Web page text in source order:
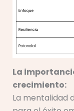
La
crecimiento:
La mentalidad